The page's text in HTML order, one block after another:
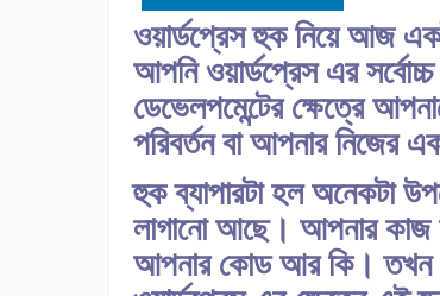
ওয়ার্ডপ্রেস হুক নিয়ে আজ
আপনি ওয়ার্ডপ্রেস এর
ডেভেলপমেন্টের ক্ষেত্রে
পরিবর্তন বা আপনার নিজের
হুক ব্যাপারটা হল অনেকটা
লাগানো আছে। আপনার কাজ
আপনার কোড আর কি। তখন